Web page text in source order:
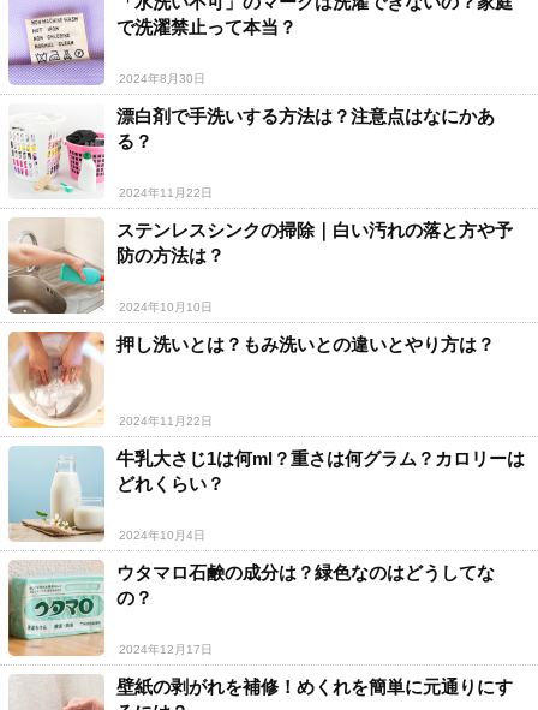
で洗濯禁止って本当？
2024年8月30日
漂白剤で手洗いする方法は？注意点はなにかあ
る？
2024年11月22日
ステンレスシンクの掃除｜白い汚れの落と方や予
防の方法は？
2024年10月10日
押し洗いとは？もみ洗いとの違いとやり方は？
2024年11月22日
牛乳大さじ1は何ml？重さは何グラム？カロリーは
どれくらい？
2024年10月4日
ウタマロ石鹸の成分は？緑色なのはどうしてな
の？
2024年12月17日
壁紙の剥がれを補修！めくれを簡単に元通りにす